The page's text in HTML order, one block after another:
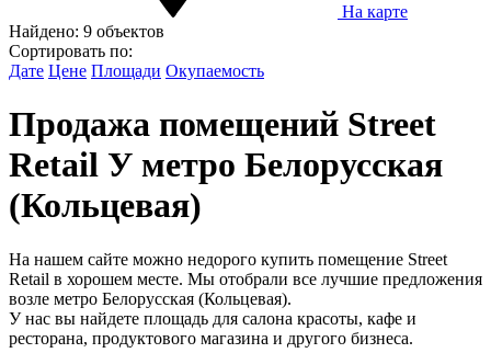
На карте
Найдено: 9 объектов
Сортировать по:
Дате Цене Площади Окупаемость
Продажа помещений Street
Retail У метро Белорусская
(Кольцевая)
На нашем сайте можно недорого купить помещение Street
Retail в хорошем месте. Мы отобрали все лучшие предложения
возле метро Белорусская (Кольцевая).
У нас вы найдете площадь для салона красоты, кафе и
ресторана, продуктового магазина и другого бизнеса.